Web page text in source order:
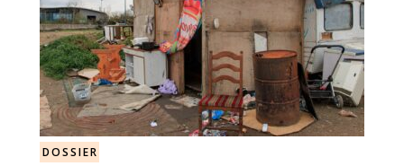
DOSSIER